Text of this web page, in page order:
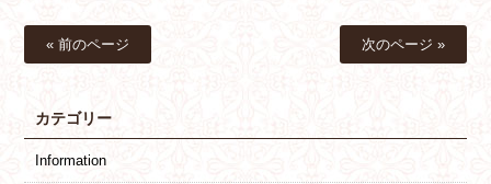
« 前のページ 次のページ »
カテゴリー
Information